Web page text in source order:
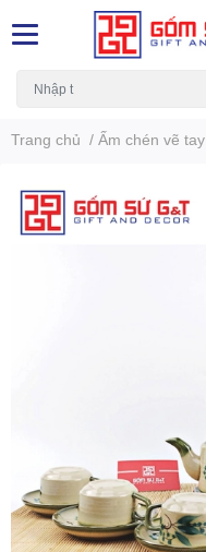
Trang chủ / Ấm chén vẽ tay